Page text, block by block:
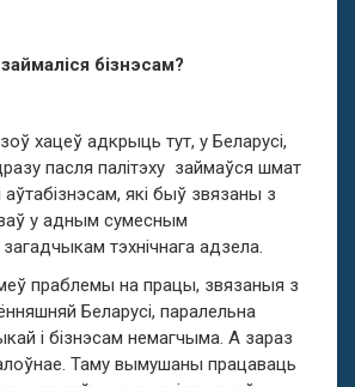
бізнэсам?
хацеў адкрыць тут, у Беларусі,
пасля палітэху займаўся шмат
аўтабізнэсам, які быў звязаны з
у адным сумесным
тэхнічнага адзела.
праблемы на працы, звязаныя з
Беларусі, паралельна
і бізнэсам немагчыма. А зараз
Таму вымушаны працаваць